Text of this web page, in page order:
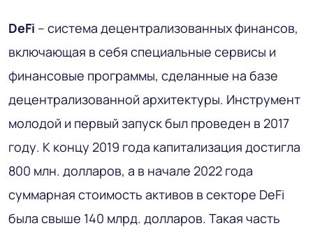
DeFi – система децентрализованных финансов,
включающая в себя специальные сервисы и
финансовые программы, сделанные на базе
децентрализованной архитектуры. Инструмент
молодой и первый запуск был проведен в 2017
году. К концу 2019 года капитализация достигла
800 млн. долларов, а в начале 2022 года
суммарная стоимость активов в секторе DeFi
была свыше 140 млрд. долларов. Такая часть